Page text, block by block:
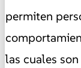
permiten
las cuales